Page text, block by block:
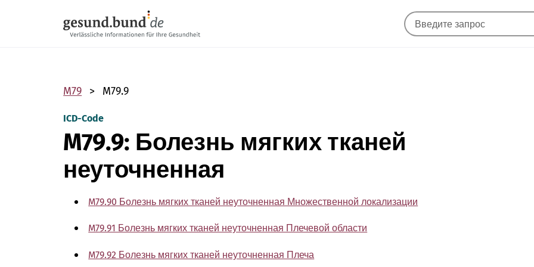
M79 M79.9
ICD-Code
M79.9: Болезнь мягких тканей
неуточненная
M79.90 Болезнь мягких тканей неуточненная Множественной локализации
M79.91 Болезнь мягких тканей неуточненная Плечевой области
M79.92 Болезнь мягких тканей неуточненная Плеча